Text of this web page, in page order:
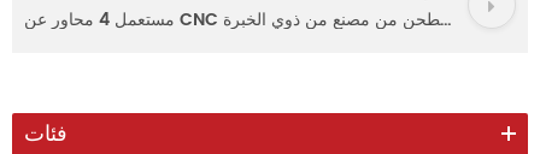
مستعمل 4 محاور عن CNC قطع الطحن من مصنع من ذوي الخبرة
فئات